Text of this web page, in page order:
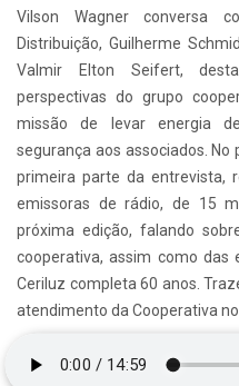
Vilson Wagner conversa
Distribuição, Guilherme
Valmir Elton Seifert,
perspectivas do grupo
missão de levar energia
segurança aos associados.
primeira parte da entrevista,
emissoras de rádio, de 15
próxima edição, falando
cooperativa, assim como das
Ceriluz completa 60 anos.
atendimento da Cooperativa